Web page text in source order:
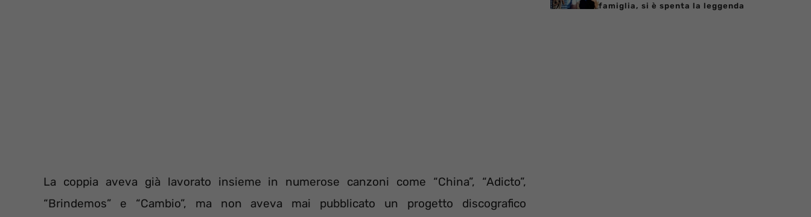
La coppia aveva già lavorato insieme in numerose canzoni come “China”, “Adicto”,
“Brindemos” e “Cambio”, ma non aveva mai pubblicato un progetto discografico
famiglia, si è spenta la leggenda